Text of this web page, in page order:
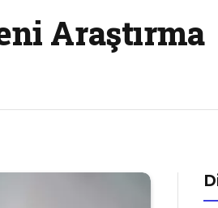
Araştırma